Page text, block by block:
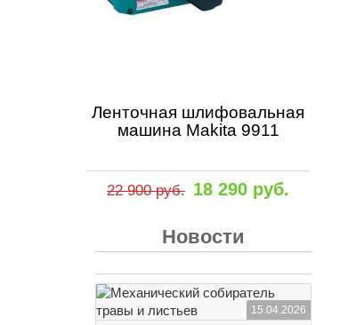
Ленточная шлифовальная
машина Makita 9911
22 900 руб. 18 290 руб.
Новости
15.04.2026